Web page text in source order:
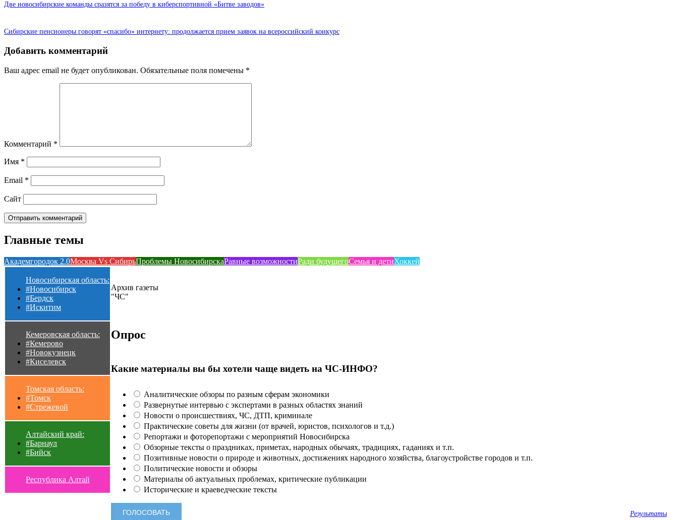
Две новосибирские команды сразятся за победу в киберспортивной «Битве заводов»
Сибирские пенсионеры говорят «спасибо» интернету: продолжается прием заявок на всероссийский конкурс
Добавить комментарий
Ваш адрес email не будет опубликован. Обязательные поля помечены *
Комментарий *
Имя *
Email *
Сайт
Главные темы
Академгородок 2.0Москва Vs СибирьПроблемы НовосибирскаРавные возможностиРади будущегоСемья и детиХоккей
Новосибирская область:
#Новосибирск
#Бердск
#Искитим
Кемеровская область:
#Кемерово
#Новокузнецк
#Киселевск
Томская область:
#Томск
#Стрежевой
Алтайский край:
#Барнаул
#Бийск
Республика Алтай
Архив газеты
"ЧС"
Опрос
Какие материалы вы бы хотели чаще видеть на ЧС-ИНФО?
Аналитические обзоры по разным сферам экономики
Развернутые интервью с экспертами в разных областях знаний
Новости о происшествиях, ЧС, ДТП, криминале
Практические советы для жизни (от врачей, юристов, психологов и т.д.)
Репортажи и фоторепортажи с мероприятий Новосибирска
Обзорные тексты о праздниках, приметах, народных обычаях, традициях, гаданиях и т.п.
Позитивные новости о природе и животных, достижениях народного хозяйства, благоустройстве городов и т.п.
Политические новости и обзоры
Материалы об актуальных проблемах, критические публикации
Исторические и краеведческие тексты
Результаты